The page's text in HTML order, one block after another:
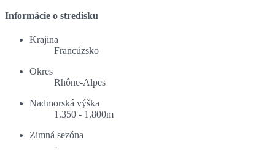
Informácie o stredisku
Krajina
Francúzsko
Okres
Rhône-Alpes
Nadmorská výška
1.350 - 1.800m
Zimná sezóna
-